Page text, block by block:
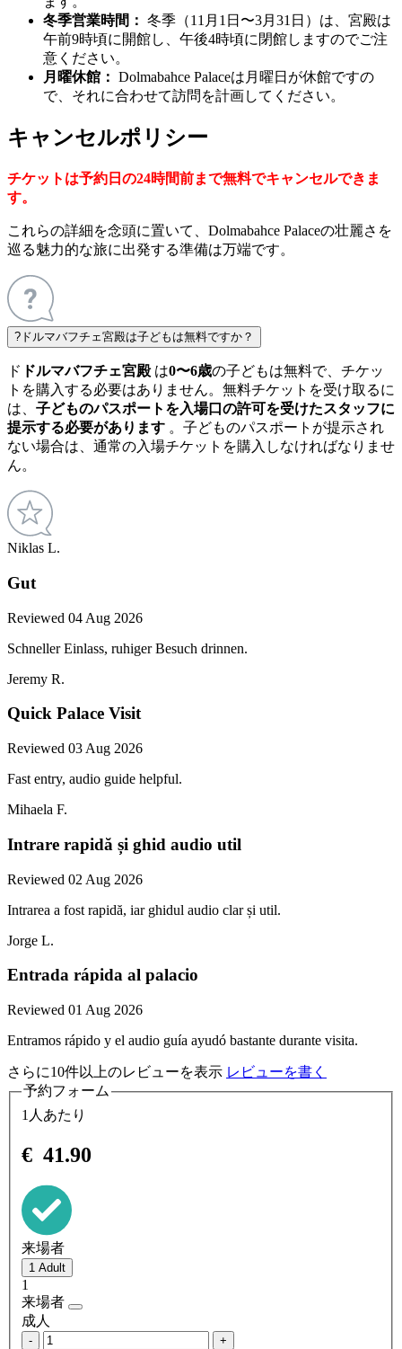
冬季営業時間： 冬季（11月1日〜3月31日）は、宮殿は
午前9時頃に開館し、午後4時頃に閉館しますのでご注
意ください。
月曜休館： Dolmabahce Palaceは月曜日が休館ですの
で、それに合わせて訪問を計画してください。
キャンセルポリシー
チケットは予約日の24時間前まで無料でキャンセルできま
す。
これらの詳細を念頭に置いて、Dolmabahce Palaceの壮麗さを
巡る魅力的な旅に出発する準備は万端です。
? ドルマバフチェ宮殿は子どもは無料ですか？
ド ドルマバフチェ宮殿は0〜6歳の子どもは無料で、チケッ
トを購入する必要はありません。無料チケットを受け取るに
は、 子どものパスポートを入場口の許可を受けたスタッフに
提示する必要があります 。子どものパスポートが提示され
ない場合は、通常の入場チケットを購入しなければなりませ
ん。
Niklas L.
Gut
Reviewed 04 Aug 2026
Schneller Einlass, ruhiger Besuch drinnen.
Jeremy R.
Quick Palace Visit
Reviewed 03 Aug 2026
Fast entry, audio guide helpful.
Mihaela F.
Intrare rapidă și ghid audio util
Reviewed 02 Aug 2026
Intrarea a fost rapidă, iar ghidul audio clar și util.
Jorge L.
Entrada rápida al palacio
Reviewed 01 Aug 2026
Entramos rápido y el audio guía ayudó bastante durante visita.
さらに10件以上のレビューを表示 レビューを書く
予約フォーム
1人あたり
€ 41.90
来場者
1
来場者
成人
- +